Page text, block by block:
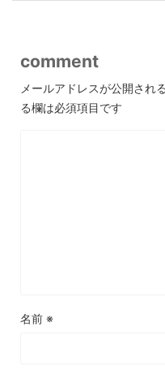
comment
メールアドレスが公開され
る欄は必須項目です
名前 ※